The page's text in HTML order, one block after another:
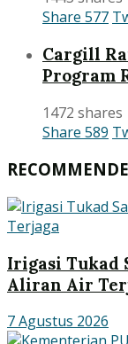
Share 577
Cargill
Program
1472 shares
Share 589
Irigasi Tukad
Aliran Air
7 Agustus 2026